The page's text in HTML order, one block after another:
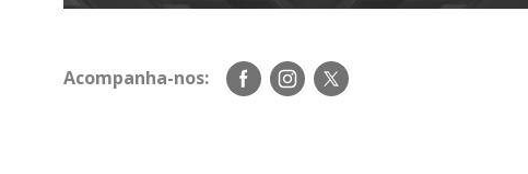
Acompanha-nos:
Siga-
nos
Siga-
nos
Siga-
nos